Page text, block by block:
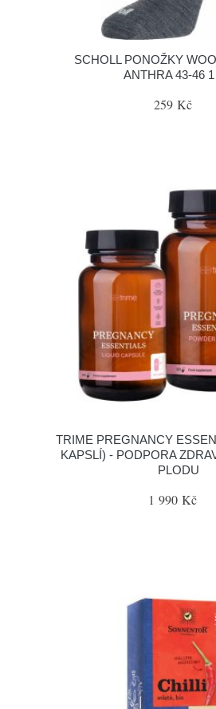
SCHOLL PONOŽKY
ANTHRA 43-46
259 Kč
TRIME PREGNANCY
KAPSLÍ) - PODPORA
PLODU
1 990 Kč